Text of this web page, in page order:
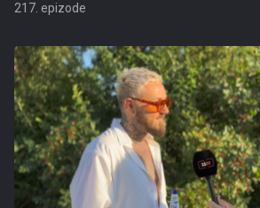
217. epizode